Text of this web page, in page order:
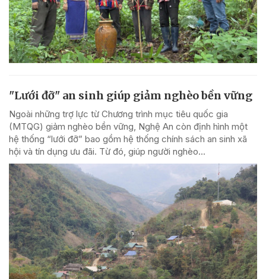
"Lưới đỡ" an sinh giúp giảm nghèo bền vững
Ngoài những trợ lực từ Chương trình mục tiêu quốc gia
(MTQG) giảm nghèo bền vững, Nghệ An còn định hình một
hệ thống “lưới đỡ” bao gồm hệ thống chính sách an sinh xã
hội và tín dụng ưu đãi. Từ đó, giúp người nghèo...